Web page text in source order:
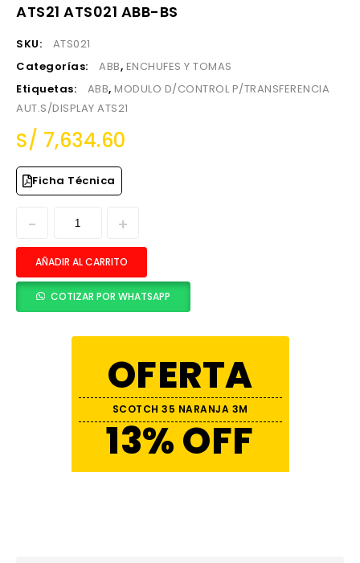
ATS21 ATS021 ABB-BS
SKU:
ATS021
Categorías:
ABB, ENCHUFES Y TOMAS
Etiquetas:
ABB, MODULO D/CONTROL P/TRANSFERENCIA
AUT.S/DISPLAY ATS21
S/ 7,634.60
Ficha Técnica
AÑADIR AL CARRITO
COTIZAR POR WHATSAPP
OFERTA
SCOTCH 35 NARANJA 3M
13% OFF